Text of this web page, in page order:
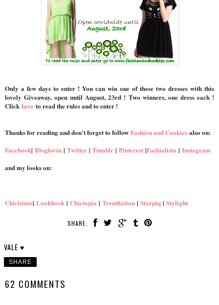
Only a few days to enter ! You can win one of these two dresses with this
lovely Giveaway, open until August, 23rd ! Two winners, one dress each !
Click here to read the rules and to enter !
Thanks for reading and don't forget to follow Fashion and Cookies also on:
Facebook| Bloglovin | Twitter | Tumblr | Pinterest |Fashiolista | Instagram
and my looks on:
Chicisimo| Lookbook | Chictopia | Trendtation | Starpiq | Stylight
SHARE:
VALE ♥
SHARE
62 COMMENTS